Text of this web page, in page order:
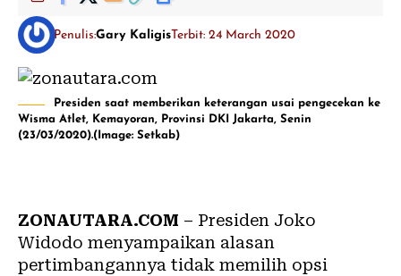
Penulis:Gary KaligisTerbit: 24 March 2020
Presiden saat memberikan keterangan usai pengecekan ke
Wisma Atlet, Kemayoran, Provinsi DKI Jakarta, Senin
(23/03/2020).(Image: Setkab)
ZONAUTARA.COM – Presiden Joko
Widodo menyampaikan alasan
pertimbangannya tidak memilih opsi